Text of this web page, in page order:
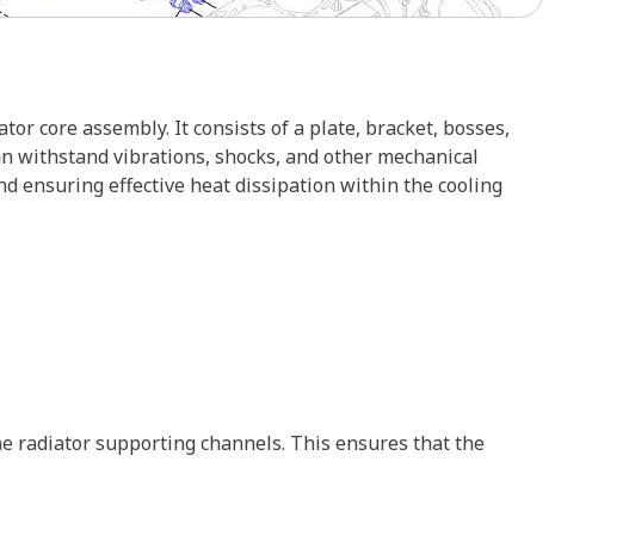
core assembly. It consists of a plate, bracket, bosses,
withstand vibrations, shocks, and other mechanical
ensuring effective heat dissipation within the cooling
radiator supporting channels. This ensures that the